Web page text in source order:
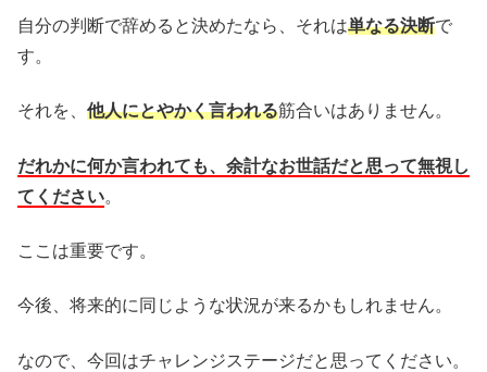
自分の判断で辞めると決めたなら、それは単なる決断で
す。
それを、 他人にとやかく言われる筋合いはありません。
だれかに何か言われても、余計なお世話だと思って無視し
てください。
ここは重要です。
今後、将来的に同じような状況が来るかもしれません。
なので、今回はチャレンジステージだと思ってください。